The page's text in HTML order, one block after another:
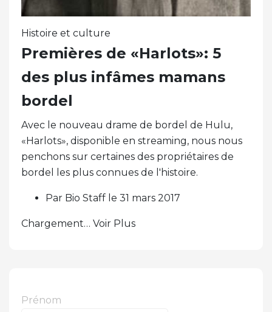
Histoire et culture
Premières de «Harlots»: 5
des plus infâmes mamans
bordel
Avec le nouveau drame de bordel de Hulu,
«Harlots», disponible en streaming, nous nous
penchons sur certaines des propriétaires de
bordel les plus connues de l'histoire.
Par Bio Staff le 31 mars 2017
Chargement… Voir Plus
Prénom